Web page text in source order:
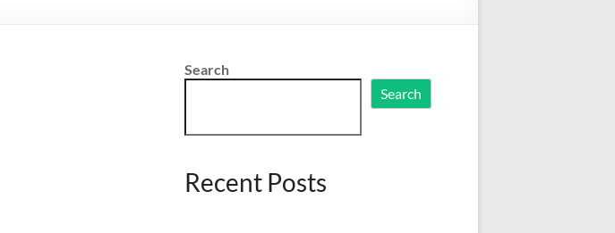
Search
Search
Recent Posts